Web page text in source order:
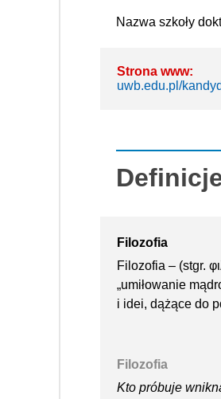
Nazwa szkoły
Strona www:
uwb.edu.pl/
Filozofia
Filozofia – (stgr.
„umiłowanie
i idei, dążące do
Filozofia
Kto próbuje